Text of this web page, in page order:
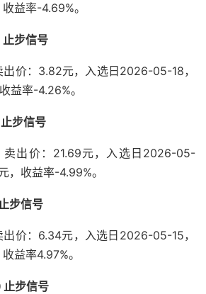
益率-4.69%。
步信号
价：3.82元，入选日2026-05-18，
益率-4.26%。
步信号
出价：21.69元，入选日2026-05-
，收益率-4.99%。
步信号
价：6.34元，入选日2026-05-15，
益率4.97%。
步信号